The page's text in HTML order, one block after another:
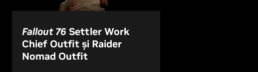
Fallout 76Settler Work
Chief Outfit și Raider
Nomad Outfit